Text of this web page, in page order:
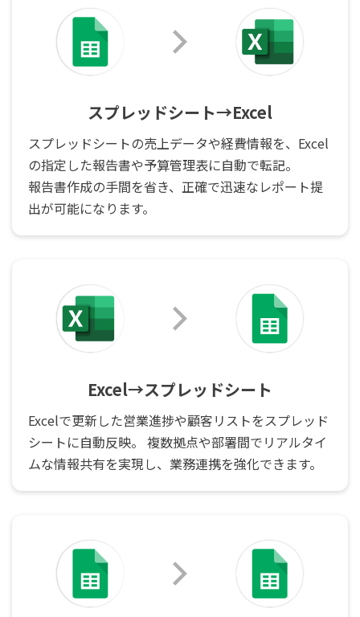
スプレッドシート→Excel
スプレッドシートの売上データや経費情報を、Excel
の指定した報告書や予算管理表に自動で転記。
報告書作成の手間を省き、正確で迅速なレポート提
出が可能になります。
Excel→スプレッドシート
Excelで更新した営業進捗や顧客リストをスプレッド
シートに自動反映。 複数拠点や部署間でリアルタイ
ムな情報共有を実現し、業務連携を強化できます。